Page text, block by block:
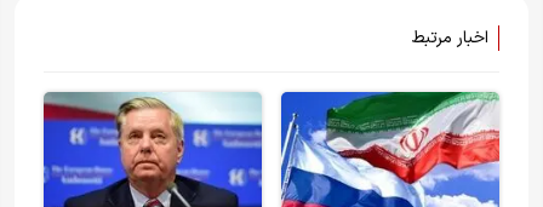
اخبار مرتبط